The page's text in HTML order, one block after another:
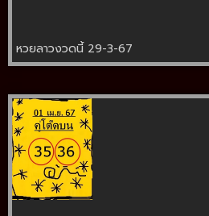
หวยลาวงวดนี้ 29-3-67